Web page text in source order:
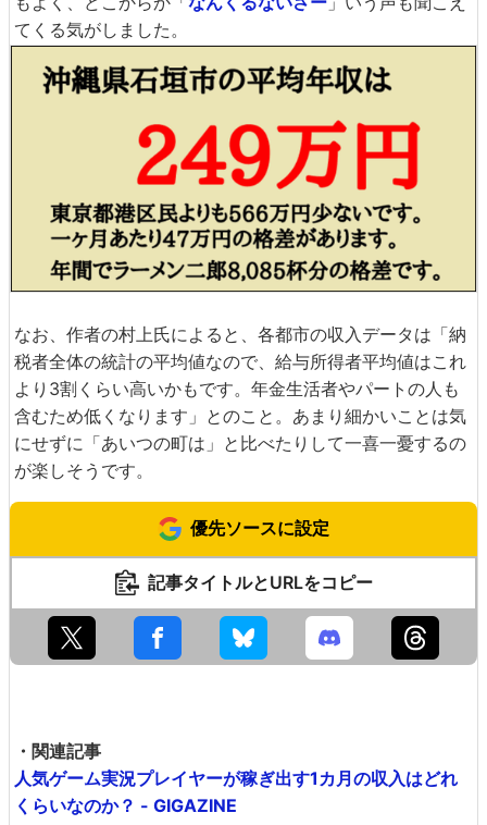
てくる気がしました。
なお、作者の村上氏によると、各都市の収入データは「納
税者全体の統計の平均値なので、給与所得者平均値はこれ
より3割くらい高いかもです。年金生活者やパートの人も
含むため低くなります」とのこと。あまり細かいことは気
にせずに「あいつの町は」と比べたりして一喜一憂するの
が楽しそうです。
優先ソースに設定
記事タイトルとURLをコピー
・関連記事
人気ゲーム実況プレイヤーが稼ぎ出す1カ月の収入はどれ
くらいなのか？ - GIGAZINE